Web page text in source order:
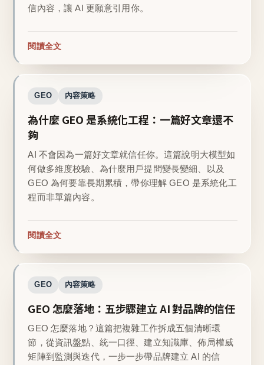
信內容，讓 AI 更願意引用你。
閱讀全文
GEO 內容策略
為什麼 GEO 是系統化工程：一篇好文章還不
夠
AI 不會因為一篇好文章就信任你。這篇說明大模型如
何做多維度校驗、為什麼用戶提問變長變細、以及
GEO 為何要靠長期累積，帶你理解 GEO 是系統化工
程而非單篇內容。
閱讀全文
GEO 內容策略
GEO 怎麼落地：五步驟建立 AI 對品牌的信任
GEO 怎麼落地？這篇把複雜工作拆成五個清晰環
節，從資訊盤點、統一口徑、建立知識庫、佈局權威
矩陣到監測與迭代，一步一步帶品牌建立 AI 的信